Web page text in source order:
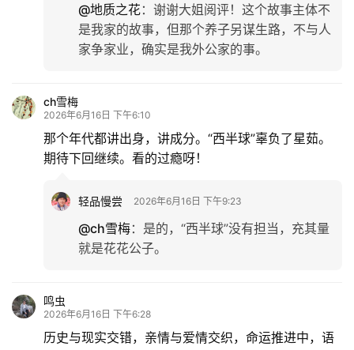
@地质之花： 谢谢大姐阅评！这个故事主体不
是我家的故事，但那个养子另谋生路，不与人
家争家业，确实是我外公家的事。
ch雪梅
2026年6月16日 下午6:10
那个年代都讲出身，讲成分。“西半球”辜负了星茹。
期待下回继续。看的过瘾呀！
轻品慢尝 2026年6月16日 下午9:23
@ch雪梅： 是的，“西半球”没有担当，充其量
就是花花公子。
鸣虫
2026年6月16日 下午6:28
历史与现实交错，亲情与爱情交织，命运推进中，语